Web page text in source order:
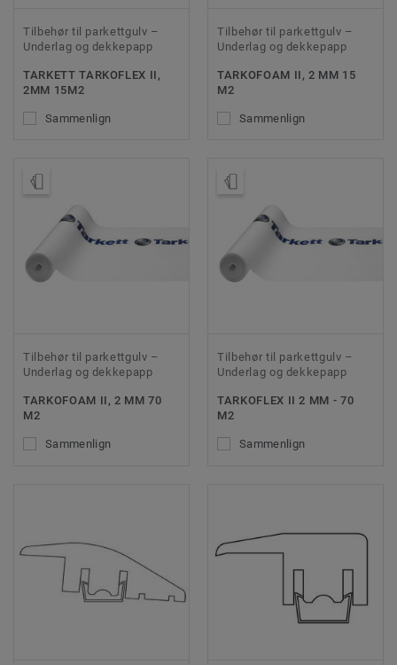
Tilbehør til parkettgulv –
Underlag og dekkepapp
TARKETT TARKOFLEX II,
2MM 15M2
Sammenlign
Tilbehør til parkettgulv –
Underlag og dekkepapp
TARKOFOAM II, 2 MM 15
M2
Sammenlign
Tilbehør til parkettgulv –
Underlag og dekkepapp
TARKOFOAM II, 2 MM 70
M2
Sammenlign
Tilbehør til parkettgulv –
Underlag og dekkepapp
TARKOFLEX II 2 MM - 70
M2
Sammenlign